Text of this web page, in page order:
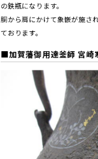
の鉄瓶になります。
胴から肩にかけて象嵌が施さ
ております。
■加賀藩御用達釜師 宮崎